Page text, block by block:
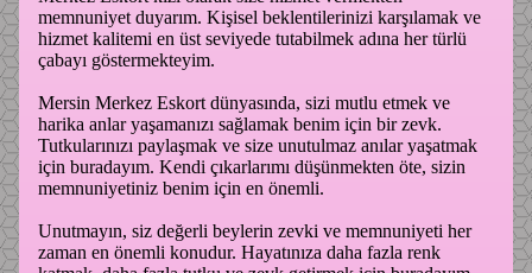
memnuniyet duyarım. Kişisel beklentilerinizi karşılamak ve
hizmet kalitemi en üst seviyede tutabilmek adına her türlü
çabayı göstermekteyim.
Mersin Merkez Eskort dünyasında, sizi mutlu etmek ve
harika anlar yaşamanızı sağlamak benim için bir zevk.
Tutkularınızı paylaşmak ve size unutulmaz anılar yaşatmak
için buradayım. Kendi çıkarlarımı düşünmekten öte, sizin
memnuniyetiniz benim için en önemli.
Unutmayın, siz değerli beylerin zevki ve memnuniyeti her
zaman en önemli konudur. Hayatınıza daha fazla renk